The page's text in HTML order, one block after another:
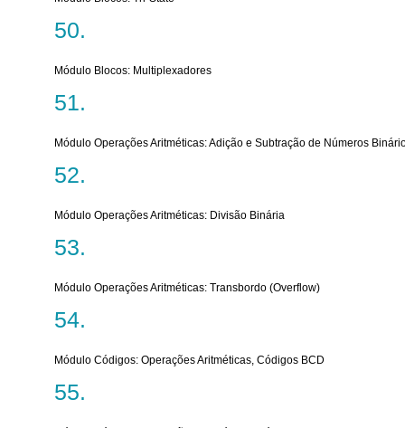
Módulo Blocos: Multiplexadores
Módulo Operações Aritméticas: Adição e Subtração de Números
Módulo Operações Aritméticas: Divisão Binária
Módulo Operações Aritméticas: Transbordo (Overflow)
Módulo Códigos: Operações Aritméticas, Códigos BCD